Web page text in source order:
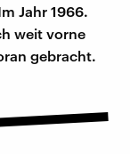
Jahr 1966.
weit vorne
gebracht.